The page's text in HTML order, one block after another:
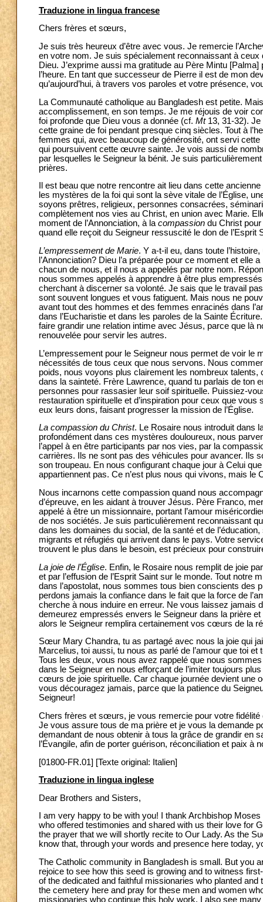
Traduzione in lingua francese
Chers frères et sœurs,
Je suis très heureux d’être avec vous. Je remercie
en votre nom. Je suis spécialement reconnaissant à
Dieu. J’exprime aussi ma gratitude au Père Mintu
l’heure. En tant que successeur de Pierre il est de mon
qu’aujourd’hui, à travers vos paroles et votre présence,
La Communauté catholique au Bangladesh est petite.
accomplissement, en son temps. Je me réjouis de voir
foi profonde que Dieu vous a donnée (cf. Mt13, 31-32). Je
cette graine de foi pendant presque cinq siècles. Tout à
femmes qui, avec beaucoup de générosité, ont servi
qui poursuivent cette œuvre sainte. Je vois aussi de
par lesquelles le Seigneur la bénit. Je suis
prières.
Il est beau que notre rencontre ait lieu dans cette
les mystères de la foi qui sont la sève vitale de l’Église,
soyons prêtres, religieux, personnes consacrées,
complètement nos vies au Christ, en union avec Marie.
moment de l’Annonciation, à lacompassion du Christ pour
quand elle reçoit du Seigneur ressuscité le don de l’Esprit
L’empressement de Marie. Y a-t-il eu, dans toute
l’Annonciation? Dieu l’a préparée pour ce moment et
chacun de nous, et il nous a appelés par notre nom.
nous sommes appelés à apprendre à être plus
cherchant à discerner sa volonté. Je sais que le travail
sont souvent longues et vous fatiguent. Mais nous ne
avant tout des hommes et des femmes enracinés dans
dans l’Eucharistie et dans les paroles de la Sainte
faire grandir une relation intime avec Jésus, parce que là
renouvelée pour servir les autres.
L’empressement pour le Seigneur nous permet de voir
nécessités de tous ceux que nous servons. Nous
poids, nous voyons plus clairement les nombreux talents,
dans la sainteté. Frère Lawrence, quand tu parlais de ton
personnes pour rassasier leur soif spirituelle. Puissiez-
restauration spirituelle et d’inspiration pour ceux que
eux leurs dons, faisant progresser la mission de l’Église.
La compassion du Christ. Le Rosaire nous introduit dans
profondément dans ces mystères douloureux, nous
l’appel à en être participants par nos vies, par la
carrières. Ils ne sont pas des véhicules pour avancer. Ils
son troupeau. En nous configurant chaque jour à Celui
appartiennent pas. Ce n’est plus nous qui vivons, mais le
Nous incarnons cette compassion quand nous
d’épreuve, en les aidant à trouver Jésus. Père Franco,
appelé à être un missionnaire, portant l’amour
de nos sociétés. Je suis particulièrement reconnaissant
dans les domaines du social, de la santé et de
migrants et réfugiés qui arrivent dans le pays. Votre
trouvent le plus dans le besoin, est précieux pour
La joie de l’Église. Enfin, le Rosaire nous remplit de joie
et par l’effusion de l’Esprit Saint sur le monde. Tout notre
dans l’apostolat, nous sommes tous bien conscients des
perdons jamais la confiance dans le fait que la force de
cherche à nous induire en erreur. Ne vous laissez jamais
demeurez empressés envers le Seigneur dans la prière
alors le Seigneur remplira certainement vos cœurs de la
Sœur Mary Chandra, tu as partagé avec nous la joie qui
Marcelius, toi aussi, tu nous as parlé de l’amour que toi
Tous les deux, vous nous avez rappelé que nous
dans le Seigneur en nous efforçant de l’imiter toujours
cœurs de joie spirituelle. Car chaque journée devient une
vous découragez jamais, parce que la patience du
Seigneur!
Chers frères et sœurs, je vous remercie pour votre
Je vous assure tous de ma prière et je vous la demande
demandant de nous obtenir à tous la grâce de grandir en
l’Évangile, afin de porter guérison, réconciliation et paix à
[01800-FR.01] [Texte original: Italien]
Traduzione in lingua inglese
Dear Brothers and Sisters,
I am very happy to be with you! I thank Archbishop
who offered testimonies and shared with us their love for
the prayer that we will shortly recite to Our Lady. As the
know that, through your words and presence here today,
The Catholic community in Bangladesh is small. But you
rejoice to see how this seed is growing and to witness
of the dedicated and faithful missionaries who planted
the cemetery here and pray for these men and women
missionaries who continue this holy work. I also see